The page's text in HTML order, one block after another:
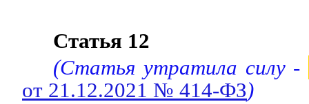
Статья 12
(Статья утратила силу -
от 21.12.2021 № 414-ФЗ)